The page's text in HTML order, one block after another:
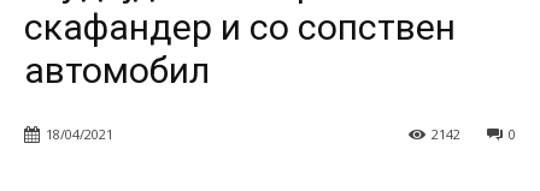
скафандер и со сопствен
автомобил
18/04/2021 0
2142